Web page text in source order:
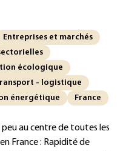
Entreprises et marchés
écologique
- logistique
énergétique
France
au centre de toutes les
France : Rapidité de